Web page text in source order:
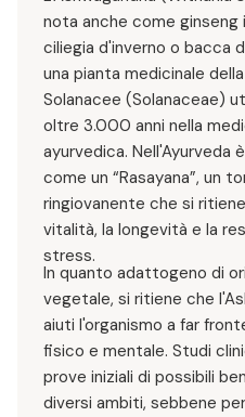
nota anche come ginseng
ciliegia d'inverno o bacca
una pianta medicinale
Solanacee (Solanaceae)
oltre 3.000 anni nella
ayurvedica. Nell'Ayurveda
come un “Rasayana”, un
ringiovanente che si
vitalità, la longevità e la
stress.
In quanto adattogeno di
vegetale, si ritiene che
aiuti l'organismo a far
fisico e mentale. Studi
prove iniziali di possibili
diversi ambiti, sebbene